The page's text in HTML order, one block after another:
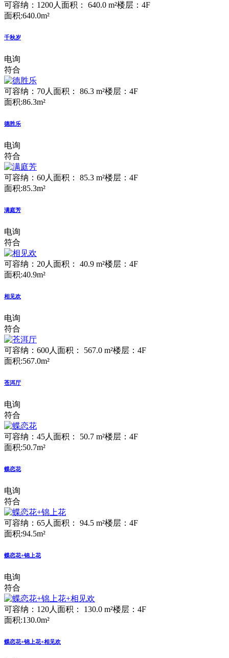
可容纳：1200人 面积： 640.0 m²楼层：4F
面积:640.0m²
千秋岁
电询
符合
可容纳：70人 面积： 86.3 m²楼层：4F
面积:86.3m²
德胜乐
电询
符合
可容纳：60人 面积： 85.3 m²楼层：4F
面积:85.3m²
满庭芳
电询
符合
可容纳：20人 面积： 40.9 m²楼层：4F
面积:40.9m²
相见欢
电询
符合
可容纳：600人 面积： 567.0 m²楼层：4F
面积:567.0m²
苍洱厅
电询
符合
可容纳：45人 面积： 50.7 m²楼层：4F
面积:50.7m²
蝶恋花
电询
符合
可容纳：65人 面积： 94.5 m²楼层：4F
面积:94.5m²
蝶恋花+锦上花
电询
符合
可容纳：120人 面积： 130.0 m²楼层：4F
面积:130.0m²
蝶恋花+锦上花+相见欢